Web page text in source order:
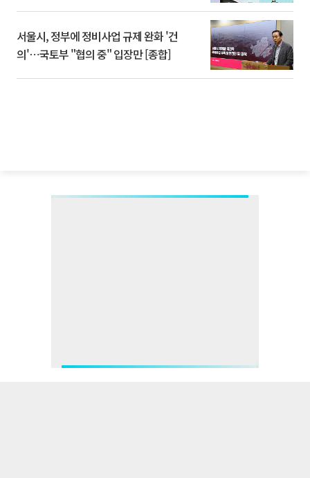
서울시, 정부에 정비사업 규제 완화 '건
의'⋯국토부 "협의 중" 입장만 [종합]